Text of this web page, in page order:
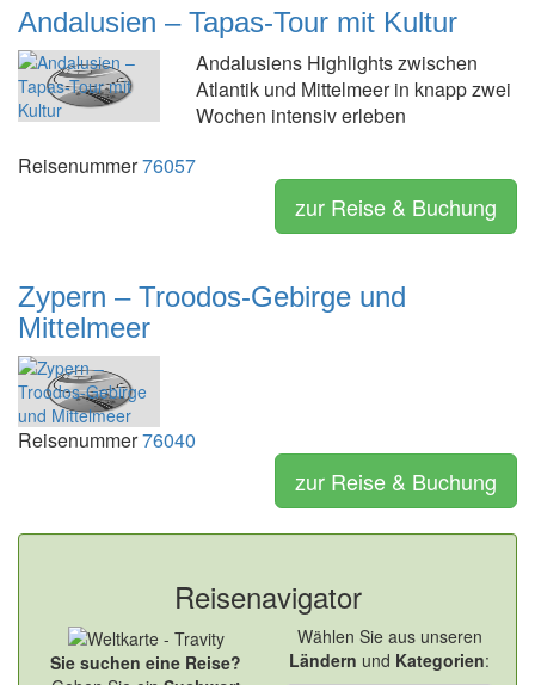
Andalusien – Tapas-Tour mit Kultur
Andalusiens Highlights zwischen
Atlantik und Mittelmeer in knapp zwei
Wochen intensiv erleben
Reisenummer76057
zur Reise & Buchung
Zypern – Troodos-Gebirge und
Mittelmeer
Reisenummer76040
zur Reise & Buchung
Reisenavigator
Sie suchen eine Reise?
Wählen Sie aus unseren
Ländern und Kategorien: